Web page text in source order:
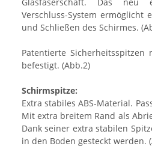
Verschluss-System ermöglicht
und Schließen des Schirmes.
Patentierte Sicherheitsspitzen
befestigt. (Abb.2)
Schirmspitze:
Extra stabiles ABS-Material.
Mit extra breitem Rand als
Dank seiner extra stabilen
in den Boden gesteckt werden.